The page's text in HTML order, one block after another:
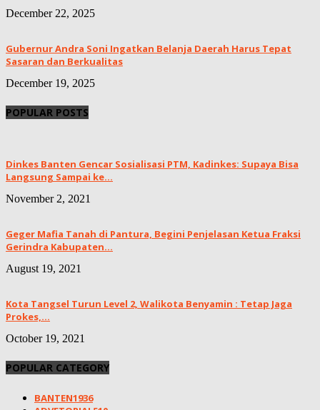
December 22, 2025
Gubernur Andra Soni Ingatkan Belanja Daerah Harus Tepat
Sasaran dan Berkualitas
December 19, 2025
POPULAR POSTS
Dinkes Banten Gencar Sosialisasi PTM, Kadinkes: Supaya Bisa
Langsung Sampai ke...
November 2, 2021
Geger Mafia Tanah di Pantura, Begini Penjelasan Ketua Fraksi
Gerindra Kabupaten...
August 19, 2021
Kota Tangsel Turun Level 2, Walikota Benyamin : Tetap Jaga
Prokes,...
October 19, 2021
POPULAR CATEGORY
BANTEN1936